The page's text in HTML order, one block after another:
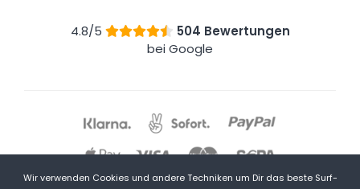
4.8/5
504 Bewertungen
bei Google
Wir verwenden Cookies und andere Techniken um Dir das beste Surf-